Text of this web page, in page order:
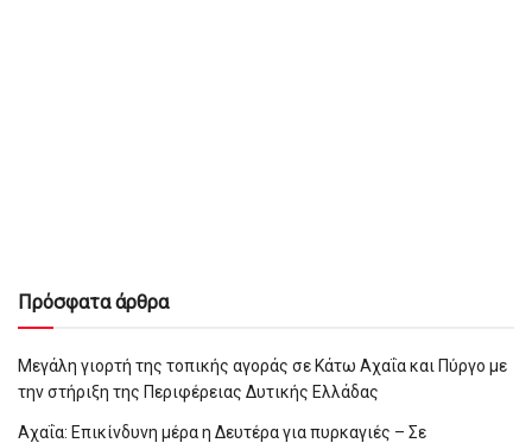
Πρόσφατα άρθρα
Μεγάλη γιορτή της τοπικής αγοράς σε Κάτω Αχαΐα και Πύργο με
την στήριξη της Περιφέρειας Δυτικής Ελλάδας
Αχαΐα: Επικίνδυνη μέρα η Δευτέρα για πυρκαγιές – Σε